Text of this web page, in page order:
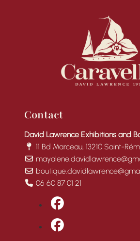
Contact
David Lawrence Exhibitions and
11 Bd Marceau, 13210 Saint-
06 60 87 01 21